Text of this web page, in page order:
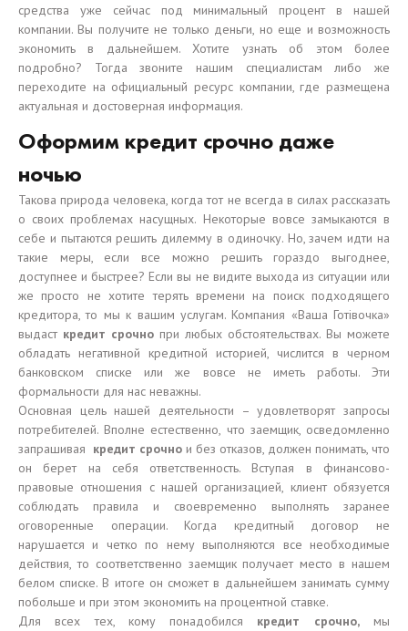
средства уже сейчас под минимальный процент в нашей
компании. Вы получите не только деньги, но еще и возможность
экономить в дальнейшем. Хотите узнать об этом более
подробно? Тогда звоните нашим специалистам либо же
переходите на официальный ресурс компании, где размещена
актуальная и достоверная информация.
Оформим кредит срочно даже
ночью
Такова природа человека, когда тот не всегда в силах рассказать
о своих проблемах насущных. Некоторые вовсе замыкаются в
себе и пытаются решить дилемму в одиночку. Но, зачем идти на
такие меры, если все можно решить гораздо выгоднее,
доступнее и быстрее? Если вы не видите выхода из ситуации или
же просто не хотите терять времени на поиск подходящего
кредитора, то мы к вашим услугам. Компания «Ваша Готівочка»
выдаст кредит срочно при любых обстоятельствах. Вы можете
обладать негативной кредитной историей, числится в черном
банковском списке или же вовсе не иметь работы. Эти
формальности для нас неважны.
Основная цель нашей деятельности – удовлетворят запросы
потребителей. Вполне естественно, что заемщик, осведомленно
запрашивая кредит срочно и без отказов, должен понимать, что
он берет на себя ответственность. Вступая в финансово-
правовые отношения с нашей организацией, клиент обязуется
соблюдать правила и своевременно выполнять заранее
оговоренные операции. Когда кредитный договор не
нарушается и четко по нему выполняются все необходимые
действия, то соответственно заемщик получает место в нашем
белом списке. В итоге он сможет в дальнейшем занимать сумму
побольше и при этом экономить на процентной ставке.
Для всех тех, кому понадобился кредит срочно,мы